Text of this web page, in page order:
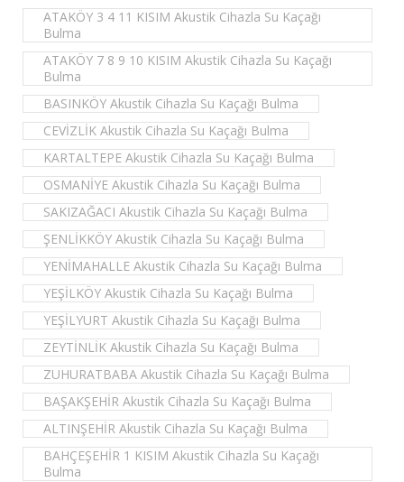
ATAKÖY 3 4 11 KISIM Akustik Cihazla Su Kaçağı
Bulma
ATAKÖY 7 8 9 10 KISIM Akustik Cihazla Su Kaçağı
Bulma
BASINKÖY Akustik Cihazla Su Kaçağı Bulma
CEVİZLİK Akustik Cihazla Su Kaçağı Bulma
KARTALTEPE Akustik Cihazla Su Kaçağı Bulma
OSMANİYE Akustik Cihazla Su Kaçağı Bulma
SAKIZAĞACI Akustik Cihazla Su Kaçağı Bulma
ŞENLİKKÖY Akustik Cihazla Su Kaçağı Bulma
YENİMAHALLE Akustik Cihazla Su Kaçağı Bulma
YEŞİLKÖY Akustik Cihazla Su Kaçağı Bulma
YEŞİLYURT Akustik Cihazla Su Kaçağı Bulma
ZEYTİNLİK Akustik Cihazla Su Kaçağı Bulma
ZUHURATBABA Akustik Cihazla Su Kaçağı Bulma
BAŞAKŞEHİR Akustik Cihazla Su Kaçağı Bulma
ALTINŞEHİR Akustik Cihazla Su Kaçağı Bulma
BAHÇEŞEHİR 1 KISIM Akustik Cihazla Su Kaçağı
Bulma